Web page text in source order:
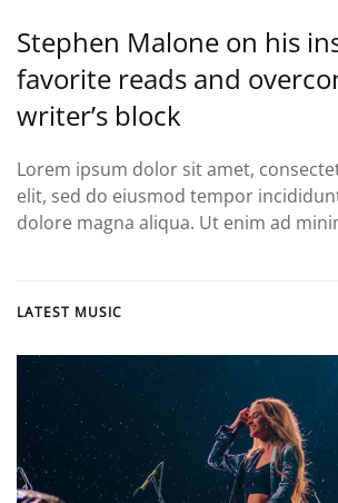
Stephen Malone on his
favorite reads and
writer’s block
Lorem ipsum dolor sit amet,
elit, sed do eiusmod tempor
dolore magna aliqua. Ut enim ad
LATEST MUSIC